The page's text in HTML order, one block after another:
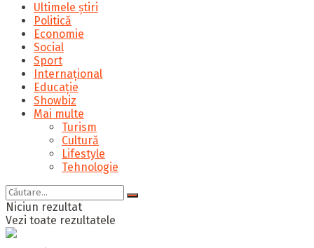
Ultimele știri
Politică
Economie
Social
Sport
Internațional
Educație
Showbiz
Mai multe
Turism
Cultură
Lifestyle
Tehnologie
Niciun rezultat
Vezi toate rezultatele